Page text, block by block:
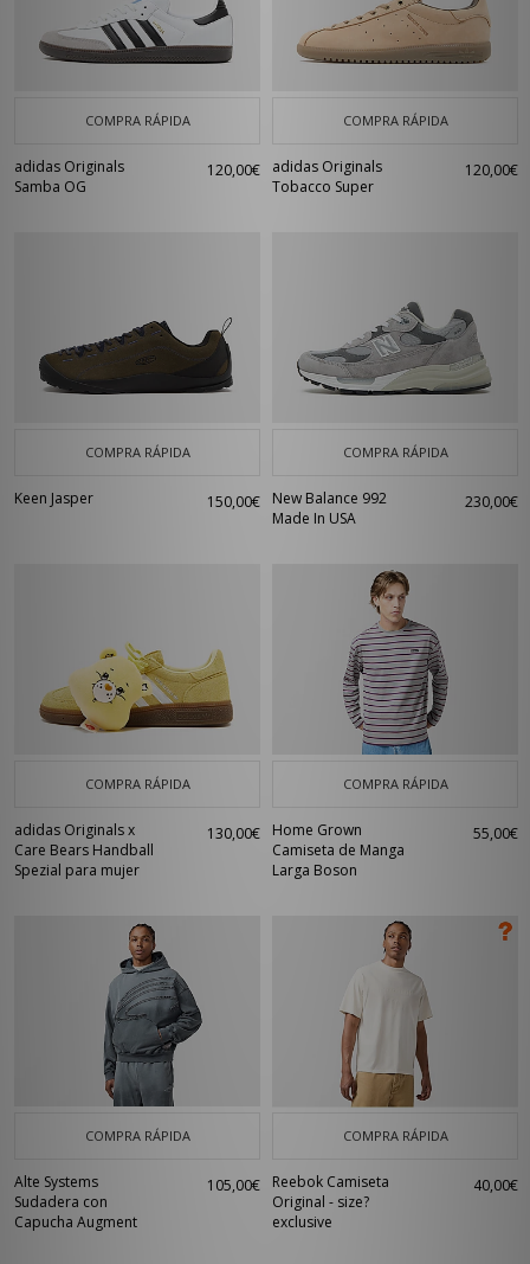
COMPRA RÁPIDA
adidas Originals
Samba OG
120,00€
COMPRA RÁPIDA
adidas Originals
Tobacco Super
120,00€
COMPRA RÁPIDA
Keen Jasper 150,00€
COMPRA RÁPIDA
New Balance 992
Made In USA
230,00€
COMPRA RÁPIDA
adidas Originals x
Care Bears Handball
Spezial para mujer
130,00€
COMPRA RÁPIDA
Home Grown
Camiseta de Manga
Larga Boson
55,00€
COMPRA RÁPIDA
Alte Systems
Sudadera con
Capucha Augment
105,00€
COMPRA RÁPIDA
Reebok Camiseta
Original - size?
exclusive
40,00€